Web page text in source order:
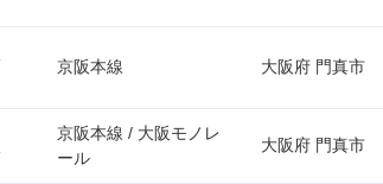
京阪本線 大阪府 門真市
京阪本線 / 大阪モノレ
ール
大阪府 門真市